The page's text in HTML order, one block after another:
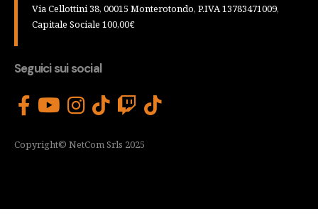
Via Cellottini 38, 00015 Monterotondo, P.IVA 13783471009,
Capitale Sociale 100,00€
Seguici sui social
Copyright© NetCom Srls 2025